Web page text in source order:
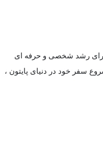
برای رشد شخصی و حرفه ای
سفر خود در دنیای پایتون ،